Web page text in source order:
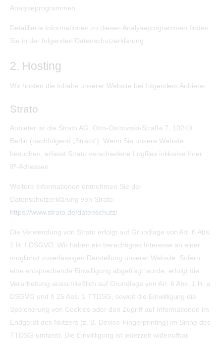
Analyseprogrammen.
Detaillierte Informationen zu diesen Analyseprogrammen finden
Sie in der folgenden Datenschutzerklärung.
2. Hosting
Wir hosten die Inhalte unserer Website bei folgendem Anbieter:
Strato
Anbieter ist die Strato AG, Otto-Ostrowski-Straße 7, 10249
Berlin (nachfolgend „Strato“). Wenn Sie unsere Website
besuchen, erfasst Strato verschiedene Logfiles inklusive Ihrer
IP-Adressen.
Weitere Informationen entnehmen Sie der
Datenschutzerklärung von Strato:
https://www.strato.de/datenschutz/.
Die Verwendung von Strato erfolgt auf Grundlage von Art. 6 Abs.
1 lit. f DSGVO. Wir haben ein berechtigtes Interesse an einer
möglichst zuverlässigen Darstellung unserer Website. Sofern
eine entsprechende Einwilligung abgefragt wurde, erfolgt die
Verarbeitung ausschließlich auf Grundlage von Art. 6 Abs. 1 lit. a
DSGVO und § 25 Abs. 1 TTDSG, soweit die Einwilligung die
Speicherung von Cookies oder den Zugriff auf Informationen im
Endgerät des Nutzers (z. B. Device-Fingerprinting) im Sinne des
TTDSG umfasst. Die Einwilligung ist jederzeit widerrufbar.